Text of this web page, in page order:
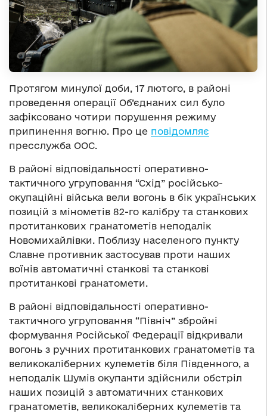
Протягом минулої доби, 17 лютого, в районі
проведення операції Об’єднаних сил було
зафіксовано чотири порушення режиму
припинення вогню. Про це повідомляє
пресслужба ООС.
В районі відповідальності оперативно-
тактичного угруповання “Схід” російсько-
окупаційні війська вели вогонь в бік українських
позицій з мінометів 82-го калібру та станкових
протитанкових гранатометів неподалік
Новомихайлівки. Поблизу населеного пункту
Славне противник застосував проти наших
воїнів автоматичні станкові та станкові
протитанкові гранатомети.
В районі відповідальності оперативно-
тактичного угруповання “Північ” збройні
формування Російської Федерації відкривали
вогонь з ручних протитанкових гранатометів та
великокаліберних кулеметів біля Південного, а
неподалік Шумів окупанти здійснили обстріл
наших позицій з автоматичних станкових
гранатометів, великокаліберних кулеметів та